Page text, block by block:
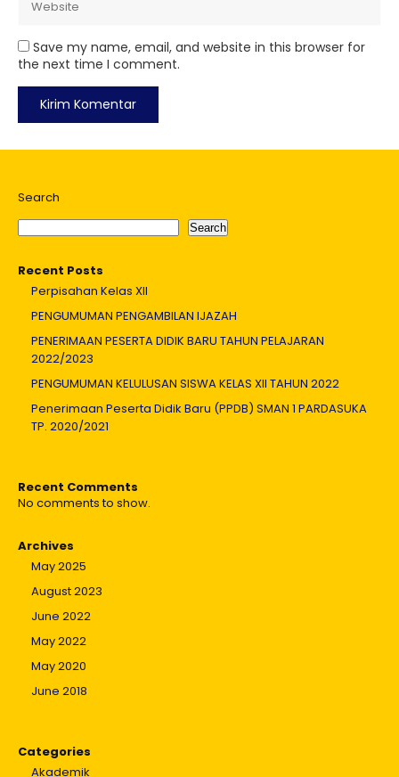
Save my name, email, and website in this browser for
the next time I comment.
Search
Search
Recent Posts
Perpisahan Kelas XII
PENGUMUMAN PENGAMBILAN IJAZAH
PENERIMAAN PESERTA DIDIK BARU TAHUN PELAJARAN
2022/2023
PENGUMUMAN KELULUSAN SISWA KELAS XII TAHUN 2022
Penerimaan Peserta Didik Baru (PPDB) SMAN 1 PARDASUKA
TP. 2020/2021
Recent Comments
No comments to show.
Archives
May 2025
August 2023
June 2022
May 2022
May 2020
June 2018
Categories
Akademik